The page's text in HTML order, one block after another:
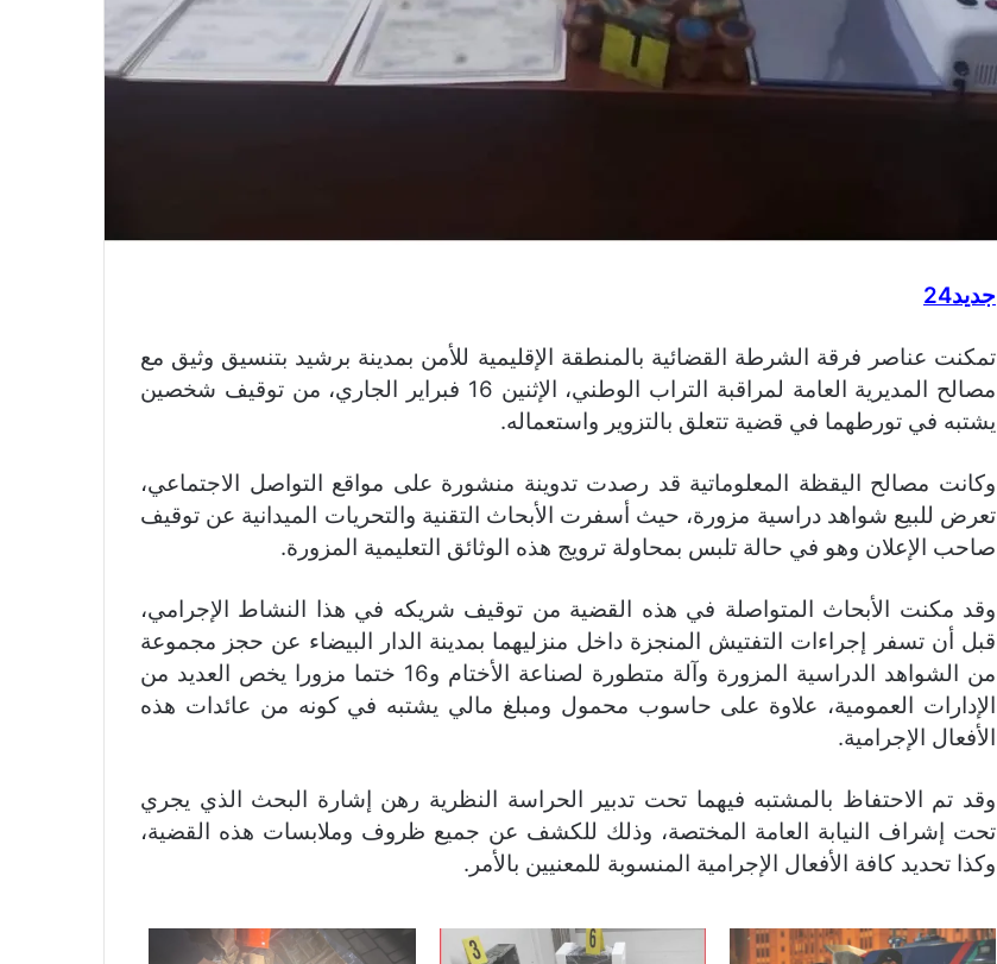
جديد24
تمكنت عناصر فرقة الشرطة القضائية بالمنطقة الإقليمية للأمن بمدينة برشيد بتنسيق وثيق مع
مصالح المديرية العامة لمراقبة التراب الوطني، الإثنين 16 فبراير الجاري، من توقيف شخصين
يشتبه في تورطهما في قضية تتعلق بالتزوير واستعماله.
وكانت مصالح اليقظة المعلوماتية قد رصدت تدوينة منشورة على مواقع التواصل الاجتماعي،
تعرض للبيع شواهد دراسية مزورة، حيث أسفرت الأبحاث التقنية والتحريات الميدانية عن توقيف
صاحب الإعلان وهو في حالة تلبس بمحاولة ترويج هذه الوثائق التعليمية المزورة.
وقد مكنت الأبحاث المتواصلة في هذه القضية من توقيف شريكه في هذا النشاط الإجرامي،
قبل أن تسفر إجراءات التفتيش المنجزة داخل منزليهما بمدينة الدار البيضاء عن حجز مجموعة
من الشواهد الدراسية المزورة وآلة متطورة لصناعة الأختام و16 ختما مزورا يخص العديد من
الإدارات العمومية، علاوة على حاسوب محمول ومبلغ مالي يشتبه في كونه من عائدات هذه
الأفعال الإجرامية.
وقد تم الاحتفاظ بالمشتبه فيهما تحت تدبير الحراسة النظرية رهن إشارة البحث الذي يجري
تحت إشراف النيابة العامة المختصة، وذلك للكشف عن جميع ظروف وملابسات هذه القضية،
وكذا تحديد كافة الأفعال الإجرامية المنسوبة للمعنيين بالأمر.